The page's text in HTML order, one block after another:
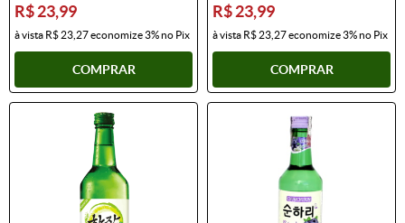
R$ 23,99
à vista R$ 23,27economize3%no Pix
COMPRAR
R$ 23,99
à vista R$ 23,27economize3%no Pix
COMPRAR